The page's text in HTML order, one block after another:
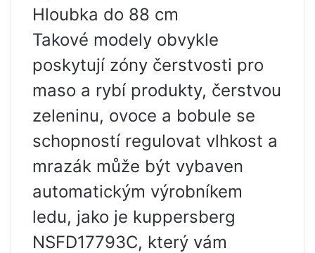
Hloubka do 88 cm
Takové modely obvykle
poskytují zóny čerstvosti pro
maso a rybí produkty, čerstvou
zeleninu, ovoce a bobule se
schopností regulovat vlhkost a
mrazák může být vybaven
automatickým výrobníkem
ledu, jako je kuppersberg
NSFD17793C, který vám